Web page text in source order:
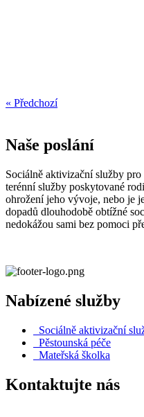
« Předchozí
Naše poslání
Sociálně aktivizační služby
terénní služby poskytované
ohrožení jeho vývoje, nebo je
dopadů dlouhodobě obtížné
nedokážou sami bez pomoci
Nabízené služby
Sociálně aktivizační
Pěstounská péče
Mateřská školka
Kontaktujte nás